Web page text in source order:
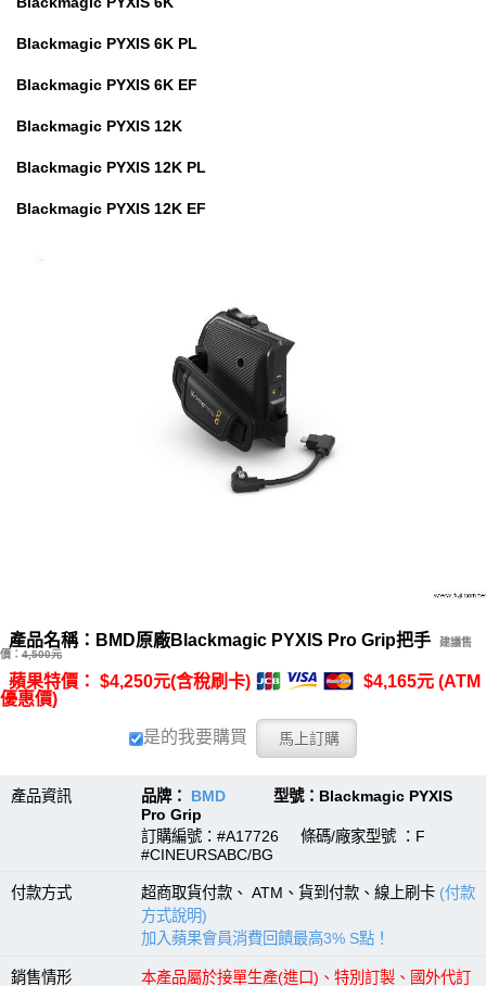
Blackmagic PYXIS 6K PL
Blackmagic PYXIS 6K EF
Blackmagic PYXIS 12K
Blackmagic PYXIS 12K PL
Blackmagic PYXIS 12K EF
產品名稱：BMD原廠Blackmagic PYXIS Pro Grip把手
建議售
價： 4,500元
蘋果特價： $4,250元(含稅刷卡)
$4,165元 (ATM
優惠價)
是的我要購買
產品資訊 品牌： BMD 型號：Blackmagic PYXIS
Pro Grip
訂購編號：#A17726 條碼/廠家型號 ：F
#CINEURSABC/BG
付款方式 超商取貨付款、 ATM、貨到付款、線上刷卡 (付款
方式說明)
加入蘋果會員消費回饋最高3% S點！
銷售情形
本產品屬於接單生產(進口)、特別訂製、國外代訂